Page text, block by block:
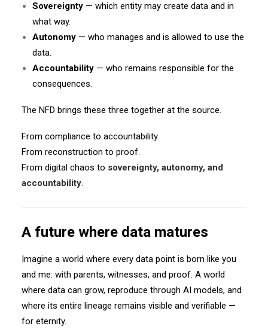
Sovereignty — which entity may create data and in
what way.
Autonomy — who manages and is allowed to use the
data.
Accountability — who remains responsible for the
consequences.
The NFD brings these three together at the source.
From compliance to accountability.
From reconstruction to proof.
From digital chaos to sovereignty, autonomy, and
accountability.
A future where data matures
Imagine a world where every data point is born like you
and me: with parents, witnesses, and proof. A world
where data can grow, reproduce through AI models, and
where its entire lineage remains visible and verifiable —
for eternity.